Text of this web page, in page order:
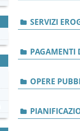
SERVIZI
PAGAMENTI
OPERE